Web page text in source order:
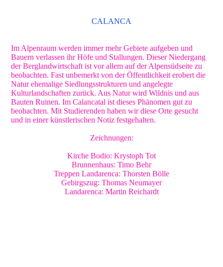
CALANCA
Im Alpenraum werden immer mehr Gebiete aufgeben und
Bauern verlassen ihr Höfe und Stallungen. Dieser Niedergang
der Berglandwirtschaft ist vor allem auf der Alpensüdseite zu
beobachten. Fast unbemerkt von der Öffentlichkeit erobert die
Natur ehemalige Siedlungsstrukturen und angelegte
Kulturlandschaften zurück. Aus Natur wird Wildnis und aus
Bauten Ruinen. Im Calancatal ist dieses Phänomen gut zu
beobachten. Mit Studierenden haben wir diese Orte gesucht
und in einer künstlerischen Notiz festgehalten.
Zeichnungen:
Kirche Bodio: Krystoph Tot
Brunnenhaus: Timo Behr
Treppen Landarenca: Thorsten Bölle
Gebirgszug: Thomas Neumayer
Landarenca: Martin Reichardt